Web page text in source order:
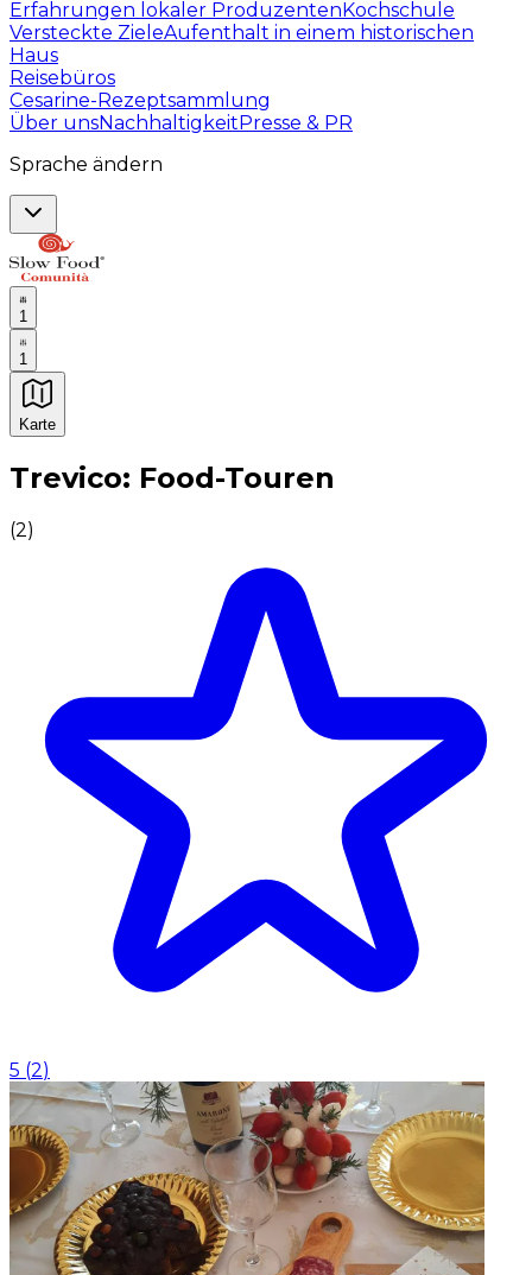
Erfahrungen lokaler ProduzentenKochschule
Versteckte ZieleAufenthalt in einem historischen
Haus
Reisebüros
Cesarine-Rezeptsammlung
Über unsNachhaltigkeitPresse & PR
Sprache ändern
1
1
Karte
Unvergessliche kulinarische Erlebnisse:
Trevico: Food-Touren
(2)
5 (2)